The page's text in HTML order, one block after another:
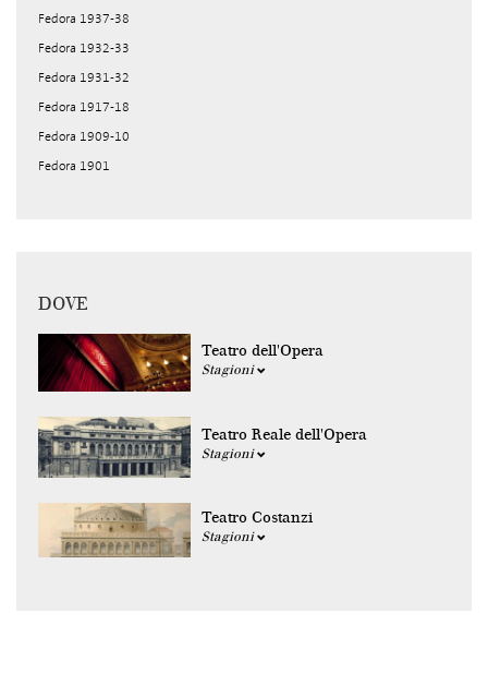
Fedora 1937-38
Fedora 1932-33
Fedora 1931-32
Fedora 1917-18
Fedora 1909-10
Fedora 1901
DOVE
Teatro dell'Opera
Stagioni
Teatro Reale dell'Opera
Stagioni
Teatro Costanzi
Stagioni